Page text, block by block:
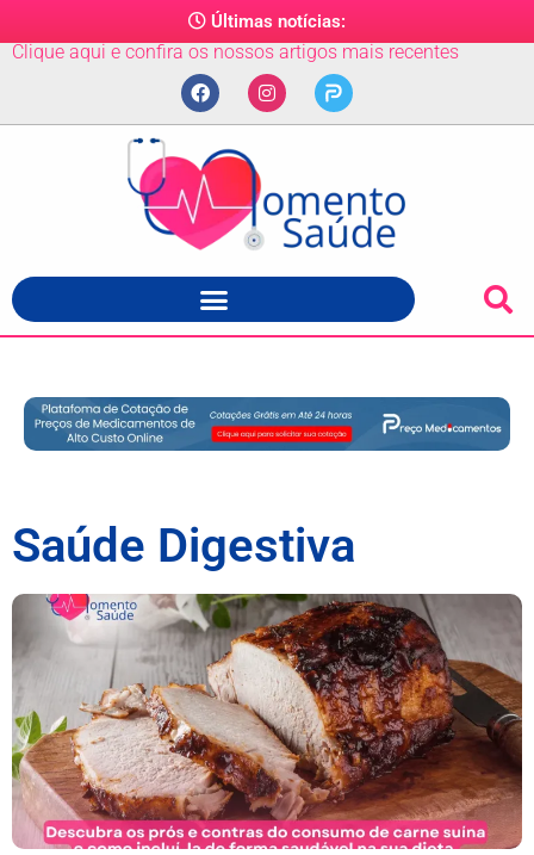
Últimas notícias:
Clique aqui e confira os nossos artigos mais recentes
Saúde Digestiva